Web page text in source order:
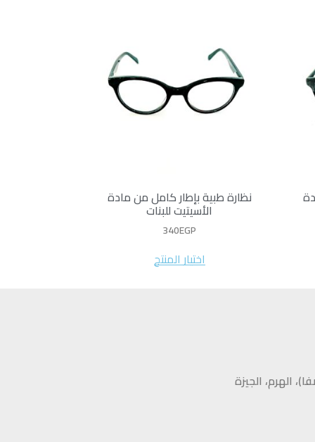
نظارة طبية بإطار كامل من مادة
الأسيتيت للبنات
340EGP
اختيار المنتج